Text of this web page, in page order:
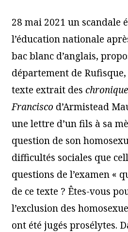
28 mai 2021 un scandale
l’éducation nationale
bac blanc d’anglais,
département de
texte extrait des
Francisco d’Armistead
une lettre d’un fils à sa
question de son
difficultés sociales que
questions de l’examen «
de ce texte ? Êtes-vous
l’exclusion des
ont été jugés prosélytes.